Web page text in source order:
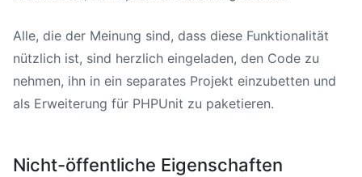
Alle, die der Meinung sind, dass diese Funktionalität
nützlich ist, sind herzlich eingeladen, den Code zu
nehmen, ihn in ein separates Projekt einzubetten und
als Erweiterung für PHPUnit zu paketieren.
Nicht-öffentliche Eigenschaften